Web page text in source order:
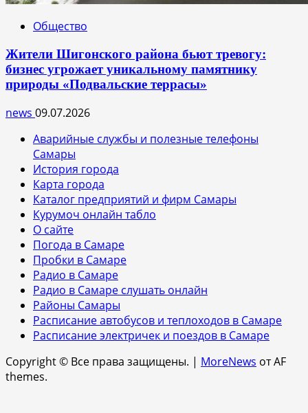
Общество
Жители Шигонского района бьют тревогу:
бизнес угрожает уникальному памятнику
природы «Подвальские террасы»
news 09.07.2026
Аварийные службы и полезные телефоны
Самары
История города
Карта города
Каталог предприятий и фирм Самары
Курумоч онлайн табло
О сайте
Погода в Самаре
Пробки в Самаре
Радио в Самаре
Радио в Самаре слушать онлайн
Районы Самары
Расписание автобусов и теплоходов в Самаре
Расписание электричек и поездов в Самаре
Copyright © Все права защищены. | MoreNews от AF
themes.